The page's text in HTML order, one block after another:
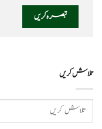
تلاش کریں